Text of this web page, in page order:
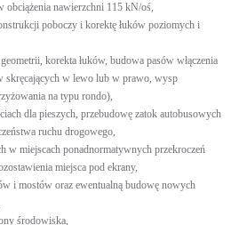
obciążenia nawierzchni 115 kN/oś,
poboczy i korektę łuków poziomych i
korekta łuków, budowa pasów włączenia
skręcających w lewo lub w prawo, wysp
na typu rondo),
dla pieszych, przebudowę zatok autobusowych
ruchu drogowego,
w miejscach ponadnormatywnych przekroczeń
miejsca pod ekrany,
i mostów oraz ewentualną budowę nowych
środowiska,